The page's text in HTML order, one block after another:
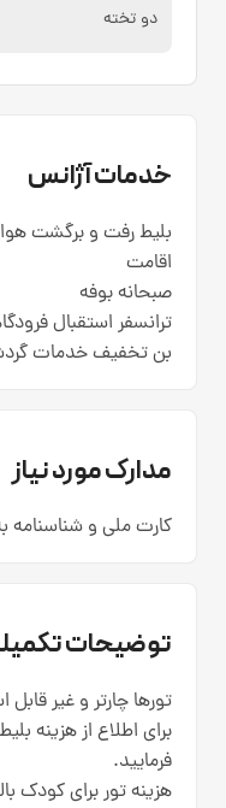
دو تخته
خدمات آژانس
بلیط رفت و برگشت
اقامت
صبحانه بوفه
ترانسفر استقبال
بن تخفیف خدمات
مدارک مورد نیاز
کارت ملی و شناسنامه
توضیحات
تورها چارتر و غیر
فرمایید.
هزینه تور برای کودک بالای 5 سال کامل محاسبه